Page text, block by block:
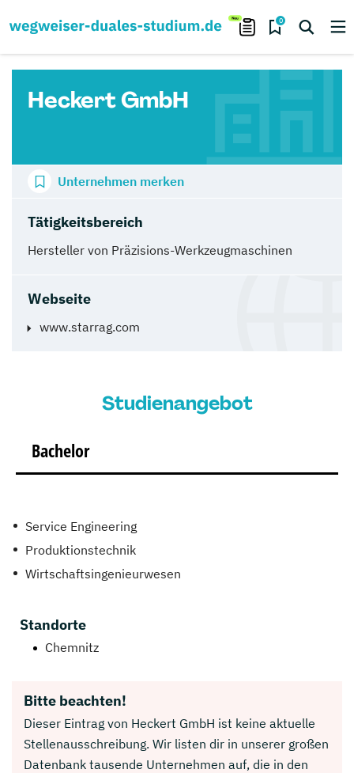
0
Heckert GmbH
Tätigkeitsbereich
Hersteller von Präzisions-Werkzeugmaschinen
Webseite
www.starrag.com
Unternehmen merken
Studienangebot
Bachelor
Service Engineering
Produktionstechnik
Wirtschaftsingenieurwesen
Standorte
Chemnitz
Bitte beachten!
Dieser Eintrag von Heckert GmbH ist keine aktuelle
Stellenausschreibung. Wir listen dir in unserer großen
Datenbank tausende Unternehmen auf, die in den